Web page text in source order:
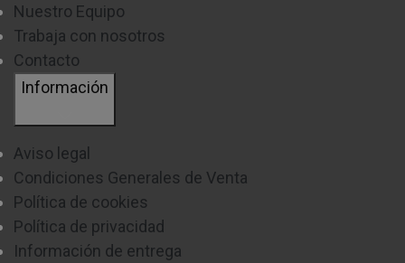
Nuestro Equipo
Trabaja con nosotros
Contacto
Información
Aviso legal
Condiciones Generales de Venta
Política de cookies
Política de privacidad
Información de entrega